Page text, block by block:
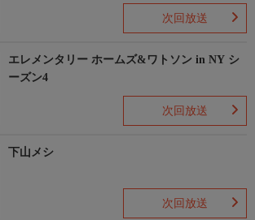
次回放送
エレメンタリー ホームズ&ワトソン in NY シ
ーズン4
次回放送
下山メシ
次回放送